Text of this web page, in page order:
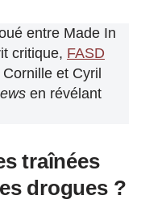
entre Made In
critique, FASD
et Cyril
en révélant
traînées
drogues ?